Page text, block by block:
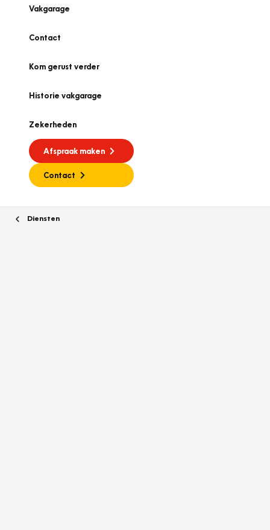
Vakgarage
Contact
Kom gerust verder
Historie vakgarage
Zekerheden
Afspraak maken
Contact
Diensten